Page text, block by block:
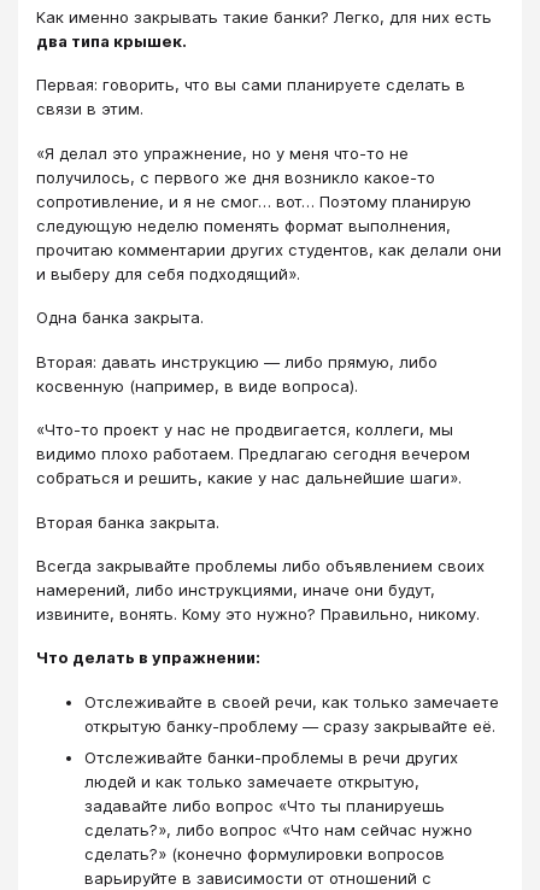
Как именно закрывать такие банки? Легко, для них есть
два типа крышек.
Первая: говорить, что вы сами планируете сделать в
связи в этим.
«Я делал это упражнение, но у меня что-то не
получилось, с первого же дня возникло какое-то
сопротивление, и я не смог… вот… Поэтому планирую
следующую неделю поменять формат выполнения,
прочитаю комментарии других студентов, как делали они
и выберу для себя подходящий».
Одна банка закрыта.
Вторая: давать инструкцию — либо прямую, либо
косвенную (например, в виде вопроса).
«Что-то проект у нас не продвигается, коллеги, мы
видимо плохо работаем. Предлагаю сегодня вечером
собраться и решить, какие у нас дальнейшие шаги».
Вторая банка закрыта.
Всегда закрывайте проблемы либо объявлением своих
намерений, либо инструкциями, иначе они будут,
извините, вонять. Кому это нужно? Правильно, никому.
Что делать в упражнении:
Отслеживайте в своей речи, как только замечаете
открытую банку-проблему — сразу закрывайте её.
Отслеживайте банки-проблемы в речи других
людей и как только замечаете открытую,
задавайте либо вопрос «Что ты планируешь
сделать?», либо вопрос «Что нам сейчас нужно
сделать?» (конечно формулировки вопросов
варьируйте в зависимости от отношений с